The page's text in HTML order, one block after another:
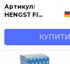
Артикул:
HENGST FILTER
КУПИТИ